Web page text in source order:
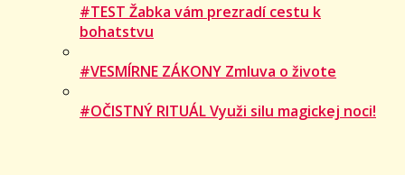
#TEST Žabka vám prezradí cestu k
bohatstvu
#VESMÍRNE ZÁKONY Zmluva o živote
#OČISTNÝ RITUÁL Využi silu magickej noci!